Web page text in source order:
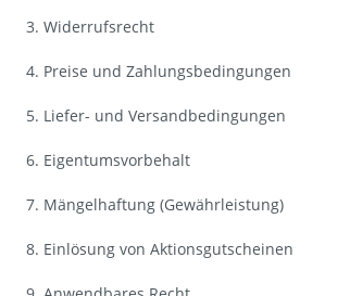
Widerrufsrecht
Preise und Zahlungsbedingungen
Liefer- und Versandbedingungen
Eigentumsvorbehalt
Mängelhaftung (Gewährleistung)
Einlösung von Aktionsgutscheinen